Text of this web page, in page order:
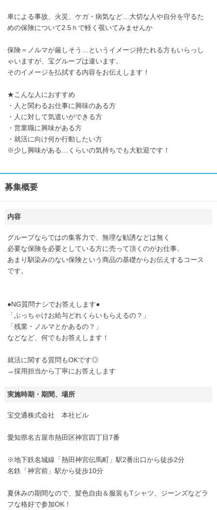
車による事故、火災、ケガ・病気など…大切な人や自分を守るた
めの保険について2.5ｈで軽く覗いてみませんか
保険＝ノルマが厳しそう…というイメージ持たれる方もいらっし
ゃいますが、宝グループは違います。
そのイメージを払拭する内容をお伝えします！
★こんな人におすすめ
・人と関わるお仕事に興味のある方
・人に対して気遣いができる方
・営業職に興味がある方
・就活に向け何か行動したい方
※少し興味がある…くらいの気持ちでも大歓迎です！
募集概要
内容
グループならではの集客力で、無理な勧誘などは無く
必要な保険を必要としている方に売って頂くのがお仕事。
あまり馴染みのない保険という商品の基礎からお伝えするコース
です。
●NG質問ナシでお答えします●
「ぶっちゃけお給与どれくらいもらえるの？」
「残業・ノルマとかあるの？」
などなど、何でもお答えします！
就活に関する質問もOKです◎
→採用担当から丁寧にお答えします
実施時期・期間、場所
宝交通株式会社 本社ビル
愛知県名古屋市熱田区神宮四丁目7番
※地下鉄名城線「熱田神宮伝馬町」駅2番出口から徒歩2分
名鉄「神宮前」駅から徒歩10分
夏休みの期間なので、髪色自由＆服装もTシャツ、ジーンズなどラ
フな格好で参加OK！